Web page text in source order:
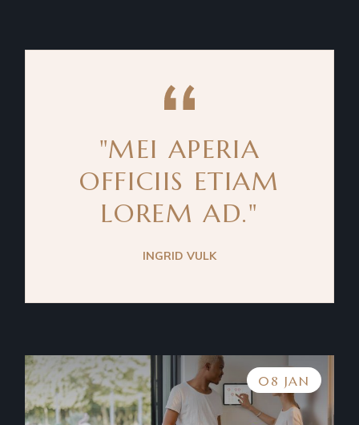
"MEI APERIA
OFFICIIS ETIAM
LOREM AD."
INGRID VULK
08 JAN